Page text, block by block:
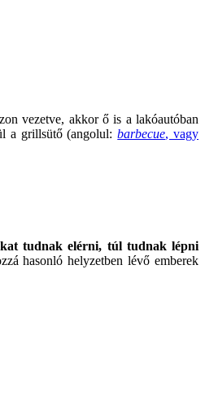
vezetve, akkor ő is a lakóautóban
a grillsütő (angolul:barbecue, vagy
tudnak elérni, túl tudnak lépni
hasonló helyzetben lévő emberek